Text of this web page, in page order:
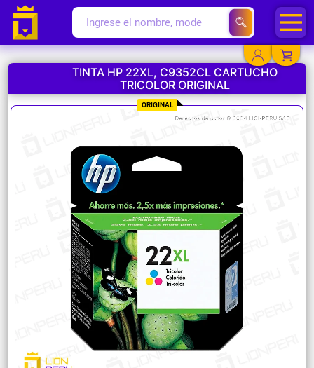
YA EXISTO
SOY NUEVO
TINTA HP 22XL, C9352CL CARTUCHO
TRICOLOR ORIGINAL
ORIGINAL